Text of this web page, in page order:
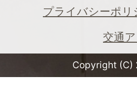
プライバシーポリ
交通
Copyright (C)